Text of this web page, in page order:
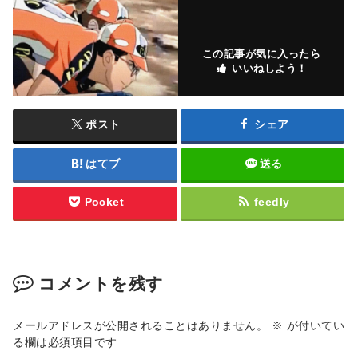
この記事が気に入ったら
いいねしよう！
ポスト シェア
はてブ 送る
Pocket feedly
コメントを残す
メールアドレスが公開されることはありません。 ※ が付いてい
る欄は必須項目です